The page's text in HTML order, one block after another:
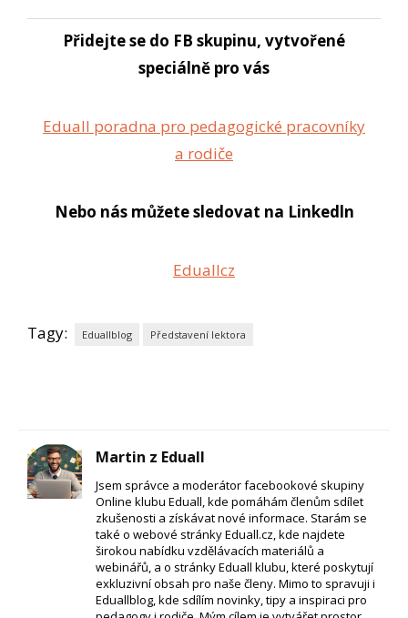
Přidejte se do FB skupinu, vytvořené
speciálně pro vás
Eduall poradna pro pedagogické pracovníky
a rodiče
Nebo nás můžete sledovat na Linkedln
Eduallcz
Tagy: Eduallblog Představení lektora
Martin z Eduall
Jsem správce a moderátor facebookové skupiny
Online klubu Eduall, kde pomáhám členům sdílet
zkušenosti a získávat nové informace. Starám se
také o webové stránky Eduall.cz, kde najdete
širokou nabídku vzdělávacích materiálů a
webinářů, a o stránky Eduall klubu, které poskytují
exkluzivní obsah pro naše členy. Mimo to spravuji i
Eduallblog, kde sdílím novinky, tipy a inspiraci pro